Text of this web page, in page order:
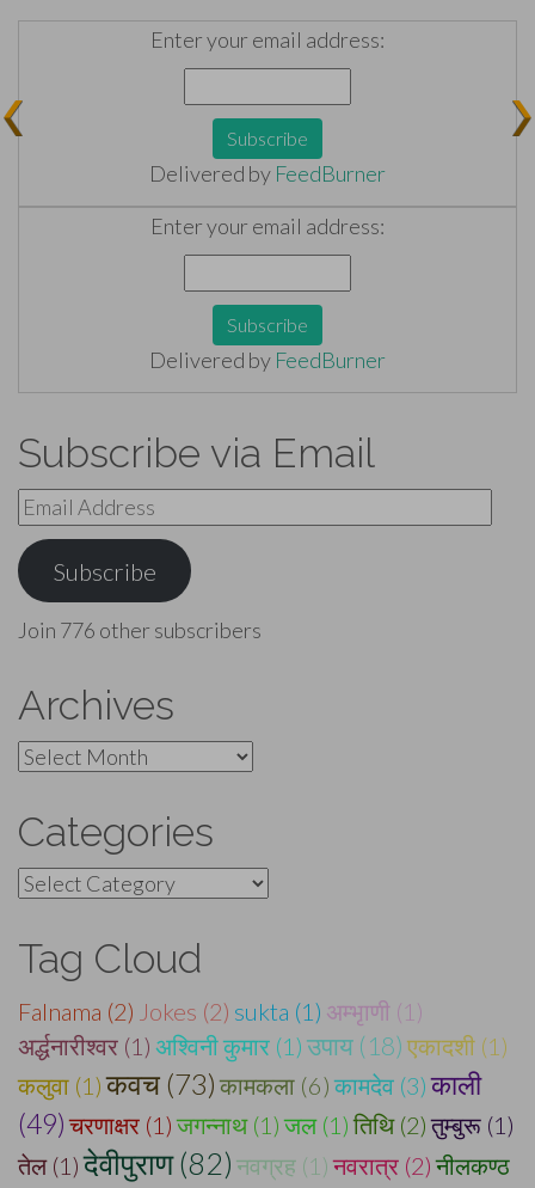
Enter your email address:
Delivered by FeedBurner
Enter your email address:
Delivered by FeedBurner
Subscribe via Email
Email
Address
Subscribe
Join 776 other subscribers
Archives
Archives
Categories
Categories
Tag Cloud
Falnama (2) Jokes (2) sukta (1) अम्भृाणी (1)
अर्द्धनारीश्वर (1) अश्विनी कुमार (1) उपाय (18) एकादशी (1)
कलुवा (1) कवच (73) कामकला (6) कामदेव (3) काली
(49) चरणाक्षर (1) जगन्नाथ (1) जल (1) तिथि (2) तुम्बुरू (1)
तेल (1) देवीपुराण (82) नवग्रह (1) नवरात्र (2) नीलकण्ठ